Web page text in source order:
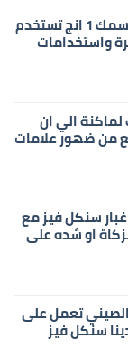
رولات بولش كتان قياس اربعة انج سمك 1 انج تستخدم
واستخدامات
قياس 4040 تضاف لماكنة الي ان
من ضهور علامات
سنكل فيز مع
او شده على
تعمل على
سنكل فيز